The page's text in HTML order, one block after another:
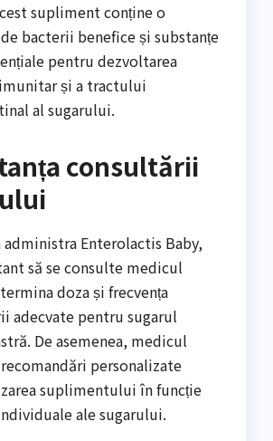
supliment conține o
bacterii benefice și substanțe
pentru dezvoltarea
și a tractului
al sugarului.
consultării
administra Enterolactis Baby,
să se consulte medicul
doza și frecvența
adecvate pentru sugarul
De asemenea, medicul
personalizate
suplimentului în funcție
ale sugarului.